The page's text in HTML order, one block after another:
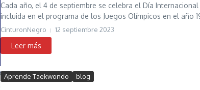
Cada año, el 4 de septiembre se celebra el Día
incluida en el programa de los Juegos Olímpicos en el año
CinturonNegro 12 septiembre 2023
Aprende Taekwondo blog